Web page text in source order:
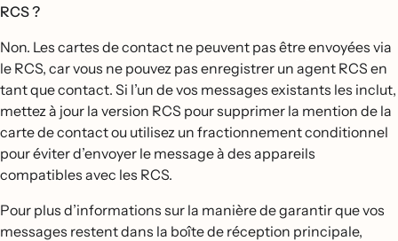
RCS ?
Non. Les cartes de contact ne peuvent pas être envoyées via
le RCS, car vous ne pouvez pas enregistrer un agent RCS en
tant que contact. Si l’un de vos messages existants les inclut,
mettez à jour la version RCS pour supprimer la mention de la
carte de contact ou utilisez un fractionnement conditionnel
pour éviter d’envoyer le message à des appareils
compatibles avec les RCS.
Pour plus d’informations sur la manière de garantir que vos
messages restent dans la boîte de réception principale,